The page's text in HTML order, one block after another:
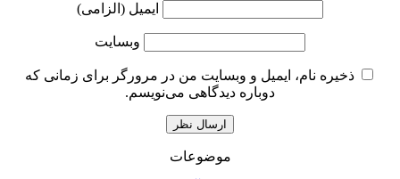
ایمیل (الزامی)
وبسایت
ذخیره نام، ایمیل و وبسایت من در مرورگر برای زمانی که
دوباره دیدگاهی می‌نویسم.
موضوعات